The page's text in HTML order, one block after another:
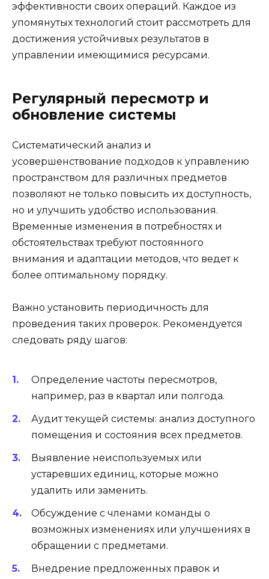
эффективности своих операций. Каждое из
упомянутых технологий стоит рассмотреть для
достижения устойчивых результатов в
управлении имеющимися ресурсами.
Регулярный пересмотр и
обновление системы
Систематический анализ и
усовершенствование подходов к управлению
пространством для различных предметов
позволяют не только повысить их доступность,
но и улучшить удобство использования.
Временные изменения в потребностях и
обстоятельствах требуют постоянного
внимания и адаптации методов, что ведет к
более оптимальному порядку.
Важно установить периодичность для
проведения таких проверок. Рекомендуется
следовать ряду шагов:
Определение частоты пересмотров,
например, раз в квартал или полгода.
Аудит текущей системы: анализ доступного
помещения и состояния всех предметов.
Выявление неиспользуемых или
устаревших единиц, которые можно
удалить или заменить.
Обсуждение с членами команды о
возможных изменениях или улучшениях в
обращении с предметами.
Внедрение предложенных правок и